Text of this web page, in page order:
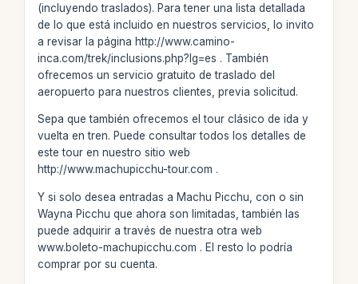
(incluyendo traslados). Para tener una lista detallada
de lo que está incluido en nuestros servicios, lo invito
a revisar la página http://www.camino-
inca.com/trek/inclusions.php?lg=es . También
ofrecemos un servicio gratuito de traslado del
aeropuerto para nuestros clientes, previa solicitud.
Sepa que también ofrecemos el tour clásico de ida y
vuelta en tren. Puede consultar todos los detalles de
este tour en nuestro sitio web
http://www.machupicchu-tour.com .
Y si solo desea entradas a Machu Picchu, con o sin
Wayna Picchu que ahora son limitadas, también las
puede adquirir a través de nuestra otra web
www.boleto-machupicchu.com . El resto lo podría
comprar por su cuenta.